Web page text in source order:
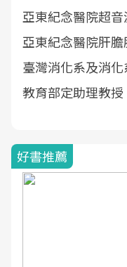
亞東紀念醫院超
亞東紀念醫院肝
臺灣消化系及消
教育部定助理教授
好書推薦